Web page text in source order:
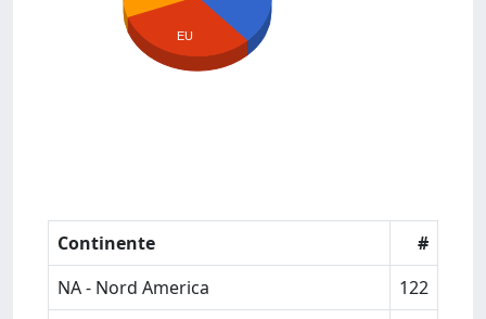
EU
Continente
#
NA - Nord America
122